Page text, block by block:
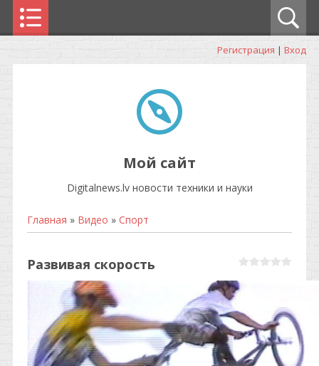
Регистрация | Вход
Мой сайт
Digitalnews.lv новости техники и науки
Главная » Видео » Спорт
Развивая скорость